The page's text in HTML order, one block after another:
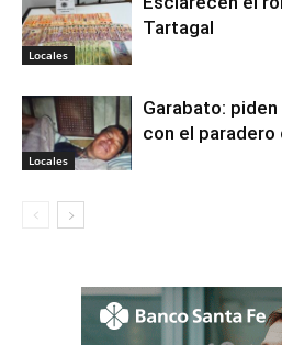
Locales
Tartagal
Locales
Garabato:
con el paradero